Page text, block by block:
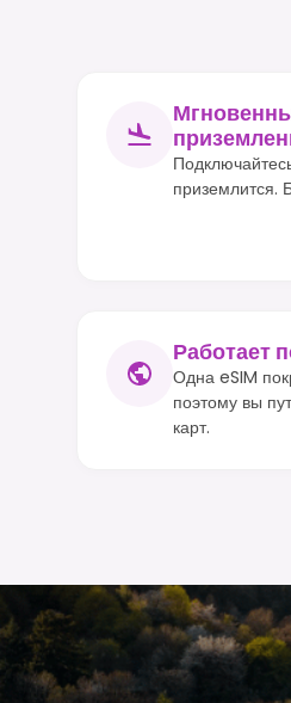
приземлится.
Работает
Одна eSIM
поэтому вы
карт.